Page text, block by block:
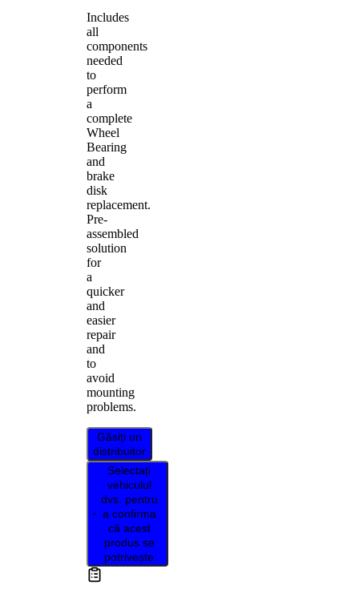
Includes
all
components
needed
to
perform
a
complete
Wheel
Bearing
and
brake
disk
replacement.
Pre-
assembled
solution
for
a
quicker
and
easier
repair
and
to
avoid
mounting
problems.
Găsiți un
distribuitor
Selectați
vehiculul
dvs. pentru
a confirma
că acest
produs se
potrivește